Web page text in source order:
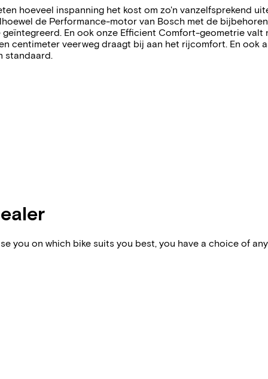
hoeveel inspanning het kost om zo'n vanzelfsprekend
de Performance-motor van Bosch met de
En ook onze Efficient Comfort-geometrie
centimeter veerweg draagt bij aan het rijcomfort. En
standaard.
you on which bike suits you best, you have a choice of